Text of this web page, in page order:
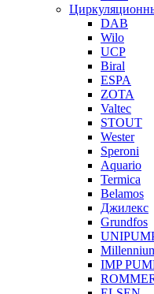
DAB
Wilo
UCP
Biral
ESPA
ZOTA
Valtec
STOUT
Wester
Speroni
Aquario
Termica
Belamos
Джилекс
Grundfos
IMP